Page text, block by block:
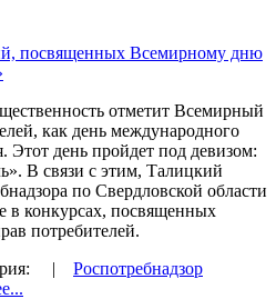
посвященных Всемирному дню
отметит Всемирный
как день международного
Этот день пройдет под девизом:
В связи с этим, Талицкий
по Свердловской области
в конкурсах, посвященных
потребителей.
| Роспотребнадзор